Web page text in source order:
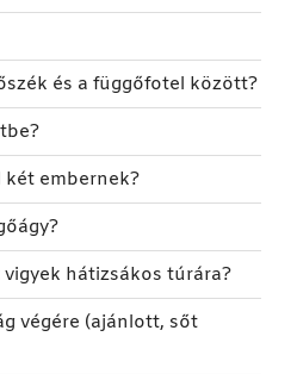
és a függőfotel között?
embernek?
hátizsákos túrára?
végére (ajánlott, sőt